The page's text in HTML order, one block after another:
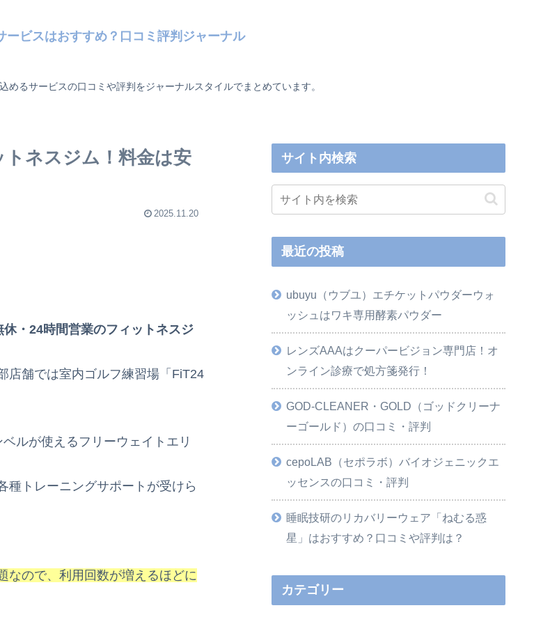
ービスはおすすめ？口コミ評判ジャーナル
めるサービスの口コミや評判をジャーナルスタイルでまとめています。
ネスジム！料金は安
2025.11.20
休・24時間営業のフィットネスジ
店舗では室内ゴルフ練習場「FiT24
ルが使えるフリーウェイトエリ
種トレーニングサポートが受けら
なので、利用回数が増えるほどに
サイト内検索
最近の投稿
ubuyu（ウブユ）エチケットパウダーウォ
ッシュはワキ専用酵素パウダー
レンズAAAはクーパービジョン専門店！オ
ンライン診療で処方箋発行！
GOD-CLEANER・GOLD（ゴッドクリーナ
ーゴールド）の口コミ・評判
cepoLAB（セポラボ）バイオジェニックエ
ッセンスの口コミ・評判
睡眠技研のリカバリーウェア「ねむる惑
星」はおすすめ？口コミや評判は？
カテゴリー